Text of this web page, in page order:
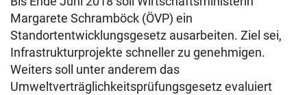
Margarete Schramböck (ÖVP) ein
Standortentwicklungsgesetz ausarbeiten. Ziel sei,
Infrastrukturprojekte schneller zu genehmigen.
Weiters soll unter anderem das
Umweltverträglichkeitsprüfungsgesetz evaluiert